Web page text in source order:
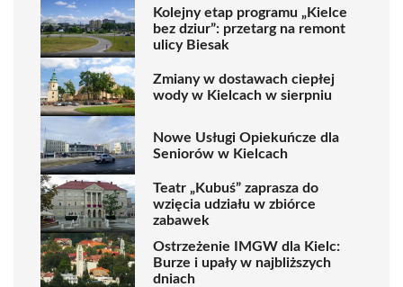
Kolejny etap programu „Kielce
bez dziur”: przetarg na remont
ulicy Biesak
Zmiany w dostawach ciepłej
wody w Kielcach w sierpniu
Nowe Usługi Opiekuńcze dla
Seniorów w Kielcach
Teatr „Kubuś” zaprasza do
wzięcia udziału w zbiórce
zabawek
Ostrzeżenie IMGW dla Kielc:
Burze i upały w najbliższych
dniach